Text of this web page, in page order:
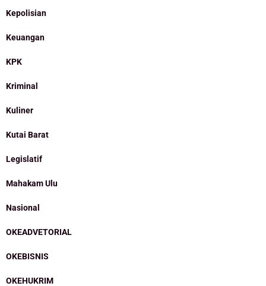
Kepolisian
Keuangan
KPK
Kriminal
Kuliner
Kutai Barat
Legislatif
Mahakam Ulu
Nasional
OKEADVETORIAL
OKEBISNIS
OKEHUKRIM